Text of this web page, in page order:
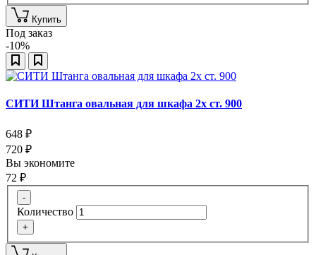
Купить
Под заказ
-10%
СИТИ Штанга овальная для шкафа 2х ст. 900
648 ₽
720 ₽
Вы экономите
72 ₽
-
Количество
+